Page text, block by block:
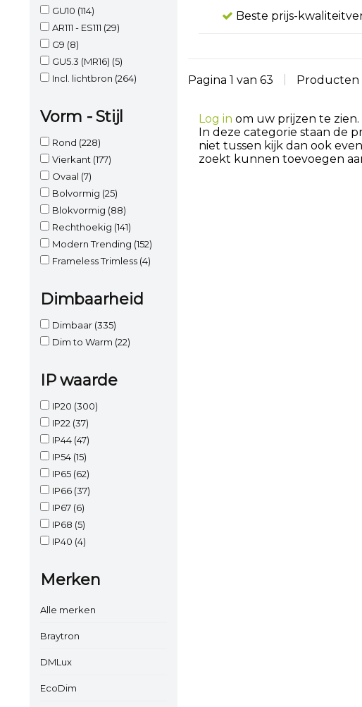
GU10 (114)
AR111 - ES111 (29)
G9 (8)
GU5.3 (MR16) (5)
Incl. lichtbron (264)
Vorm - Stijl
Rond (228)
Vierkant (177)
Ovaal (7)
Bolvormig (25)
Blokvormig (88)
Rechthoekig (141)
Modern Trending (152)
Frameless Trimless (4)
Dimbaarheid
Dimbaar (335)
Dim to Warm (22)
IP waarde
IP20 (300)
IP22 (37)
IP44 (47)
IP54 (15)
IP65 (62)
IP66 (37)
IP67 (6)
IP68 (5)
IP40 (4)
Merken
Alle merken
Braytron
DMLux
EcoDim
Beste prijs-
Pagina 1 van 63 Producten
Log in om uw prijzen te zien.
In deze categorie staan de
niet tussen kijk dan ook
zoekt kunnen toevoegen